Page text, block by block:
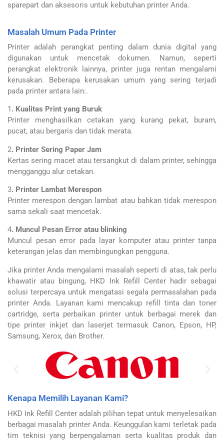
sparepart dan aksesoris untuk kebutuhan printer Anda.
Masalah Umum Pada Printer
Printer adalah perangkat penting dalam dunia digital yang
digunakan untuk mencetak dokumen. Namun, seperti
perangkat elektronik lainnya, printer juga rentan mengalami
kerusakan. Beberapa kerusakan umum yang sering terjadi
pada printer antara lain:.
1. Kualitas Print yang Buruk
Printer menghasilkan cetakan yang kurang pekat, buram,
pucat, atau bergaris dan tidak merata.
2. Printer Sering Paper Jam
Kertas sering macet atau tersangkut di dalam printer, sehingga
mengganggu alur cetakan.
3. Printer Lambat Merespon
Printer merespon dengan lambat atau bahkan tidak merespon
sama sekali saat mencetak.
4. Muncul Pesan Error atau blinking
Muncul pesan error pada layar komputer atau printer tanpa
keterangan jelas dan membingungkan pengguna.
Jika printer Anda mengalami masalah seperti di atas, tak perlu
khawatir atau bingung, HKD Ink Refill Center hadir sebagai
solusi terpercaya untuk mengatasi segala permasalahan pada
printer Anda. Layanan kami mencakup refill tinta dan toner
cartridge, serta perbaikan printer untuk berbagai merek dan
tipe printer inkjet dan laserjet termasuk Canon, Epson, HP,
Samsung, Xerox, dan Brother.
Kenapa Memilih Layanan Kami?
HKD Ink Refill Center adalah pilihan tepat untuk menyelesaikan
berbagai masalah printer Anda. Keunggulan kami terletak pada
tim teknisi yang berpengalaman serta kualitas produk dan